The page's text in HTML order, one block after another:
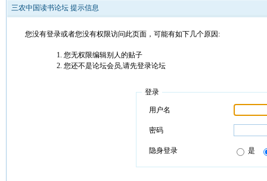
三农中国读书论坛 提示信息
您没有登录或者您没有权限访问此页面，可能有如下几个原因:
您无权限编辑别人的贴子
您还不是论坛会员,请先登录论坛
登录
用户名
密码
隐身登录 是